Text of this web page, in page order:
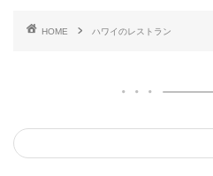
HOME ハワイのレストラン